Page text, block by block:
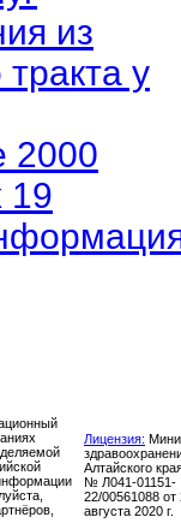
из
у
2000
19
Лицензия:
Алтайского
№ Л041-01151-
22/00561088 от
августа 2020 г.